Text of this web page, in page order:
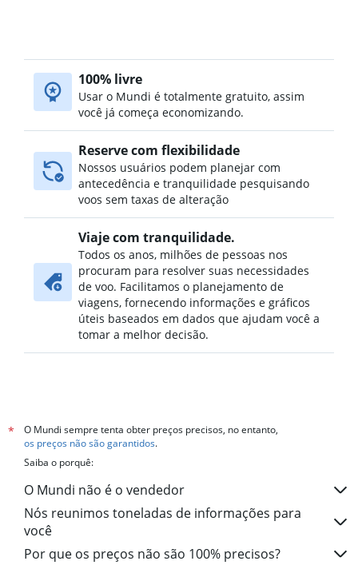
100% livre
Usar o Mundi é totalmente gratuito, assim
você já começa economizando.
Reserve com flexibilidade
Nossos usuários podem planejar com
antecedência e tranquilidade pesquisando
voos sem taxas de alteração
Viaje com tranquilidade.
Todos os anos, milhões de pessoas nos
procuram para resolver suas necessidades
de voo. Facilitamos o planejamento de
viagens, fornecendo informações e gráficos
úteis baseados em dados que ajudam você a
tomar a melhor decisão.
*
O Mundi sempre tenta obter preços precisos, no entanto,
os preços não são garantidos.
Saiba o porquê:
O Mundi não é o vendedor
Nós reunimos toneladas de informações para
você
Por que os preços não são 100% precisos?